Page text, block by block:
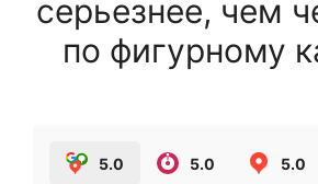
серьезнее, чем
по фигурному
5.0 5.0 5.0